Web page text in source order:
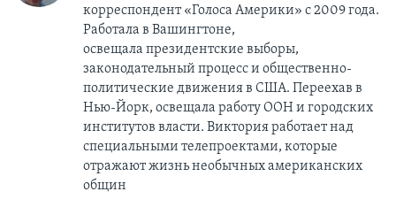
корреспондент «Голоса Америки» с 2009 года.
Работала в Вашингтоне,
освещала президентские выборы,
законодательный процесс и общественно-
политические движения в США. Переехав в
Нью-Йорк, освещала работу ООН и городских
институтов власти. Виктория работает над
специальными телепроектами, которые
отражают жизнь необычных американских
общин